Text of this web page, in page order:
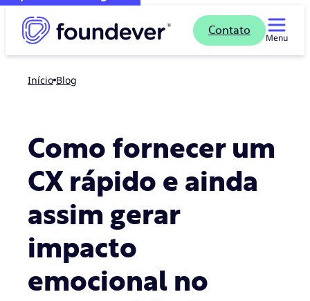
Contato
Menu
Início blog
Como fornecer um
CX rápido e ainda
assim gerar
impacto
emocional no